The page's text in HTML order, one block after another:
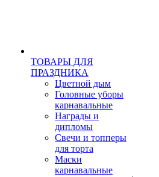
ТОВАРЫ ДЛЯ
ПРАЗДНИКА
Цветной дым
Головные уборы
карнавальные
Награды и
дипломы
Свечи и топперы
для торта
Маски
карнавальные